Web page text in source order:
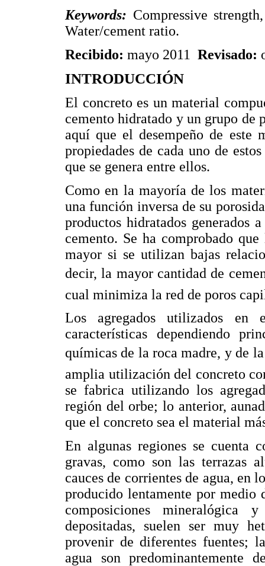
Keywords: Compressive
Water/cement ratio.
Recibido: mayo 2011 Revisado:
INTRODUCCIÓN
El concreto es un material
cemento hidratado y un grupo de
aquí que el desempeño de este
propiedades de cada uno de
que se genera entre ellos.
Como en la mayoría de los
una función inversa de su
productos hidratados generados
cemento. Se ha comprobado
mayor si se utilizan bajas
decir, la mayor cantidad de
cual minimiza la red de poros
Los agregados utilizados en
características dependiendo
químicas de la roca madre, y de
amplia utilización del concreto
se fabrica utilizando los
región del orbe; lo anterior,
que el concreto sea el material
En algunas regiones se cuenta
gravas, como son las terrazas
cauces de corrientes de agua, en
producido lentamente por medio
composiciones
depositadas, suelen ser muy
provenir de diferentes fuentes;
agua son predominantemente